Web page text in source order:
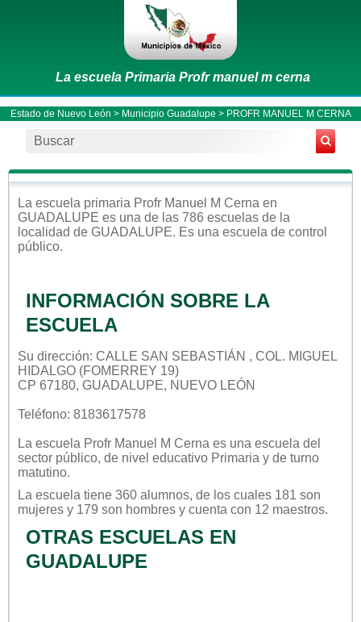
La escuela Primaria Profr manuel m cerna
Estado de Nuevo León > Municipio Guadalupe > PROFR MANUEL M CERNA
La escuela primaria Profr Manuel M Cerna en
GUADALUPE es una de las 786 escuelas de la
localidad de GUADALUPE. Es una escuela de control
público.
INFORMACIÓN SOBRE LA
ESCUELA
Su dirección: CALLE SAN SEBASTIÁN , COL. MIGUEL
HIDALGO (FOMERREY 19)
CP 67180, GUADALUPE, NUEVO LEÓN
Teléfono: 8183617578
La escuela Profr Manuel M Cerna es una escuela del
sector público, de nivel educativo Primaria y de turno
matutino.
La escuela tiene 360 alumnos, de los cuales 181 son
mujeres y 179 son hombres y cuenta con 12 maestros.
OTRAS ESCUELAS EN
GUADALUPE